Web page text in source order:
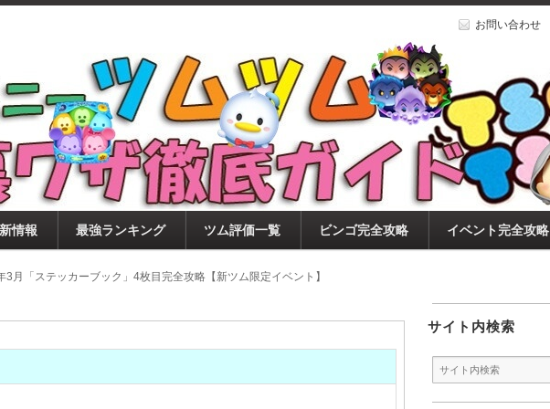
お問い合わせ
ツム攻略・裏ワザ徹底ガイド
ツムツム攻略サイト！新ツム・イベント・ピックアップ・
ともに、ビンゴ・キャラ評価も丁寧に解説！ツムツムを12
す。
情報 最強ランキング ツム評価一覧 ビンゴ完全攻略 イベント完全攻略
3月「ステッカーブック」4枚目完全攻略【新ツム限定イベント】
サイト内検索